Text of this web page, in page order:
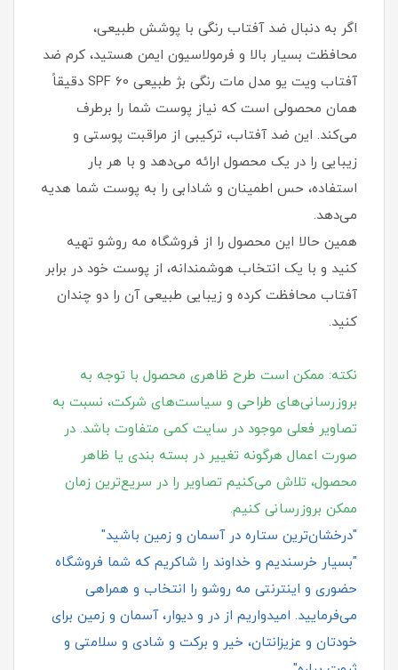
اگر به‌ دنبال ضد آفتاب رنگی با پوشش طبیعی،
محافظت بسیار بالا و فرمولاسیون ایمن هستید، کرم ضد
آفتاب ویت یو مدل مات رنگی بژ طبیعی SPF 60 دقیقاً
همان محصولی است که نیاز پوست شما را برطرف
می‌کند. این ضد آفتاب، ترکیبی از مراقبت پوستی و
زیبایی را در یک محصول ارائه می‌دهد و با هر بار
استفاده، حس اطمینان و شادابی را به پوست شما هدیه
می‌دهد.
همین حالا این محصول را از فروشگاه مه روشو تهیه
کنید و با یک انتخاب هوشمندانه، از پوست خود در برابر
آفتاب محافظت کرده و زیبایی طبیعی آن را دو چندان
کنید.
نکته: ممکن است طرح ظاهری محصول با توجه به
بروزرسانی‌های طراحی و سیاست‌های شرکت، نسبت به
تصاویر فعلی موجود در سایت کمی متفاوت باشد. در
صورت اعمال هرگونه تغییر در بسته‌ بندی یا ظاهر
محصول، تلاش می‌کنیم تصاویر را در سریع‌ترین زمان
ممکن بروزرسانی کنیم.
"درخشان‌ترین ستاره در آسمان و زمین باشید"
"بسیار خرسندیم و خداوند را شاکریم که شما فروشگاه
حضوری و اینترنتی مه روشو را انتخاب و همراهی
می‌فرمایید. امیدواریم از در و دیوار، آسمان و زمین برای
خودتان و عزیزانتان، خیر و برکت و شادی و سلامتی و